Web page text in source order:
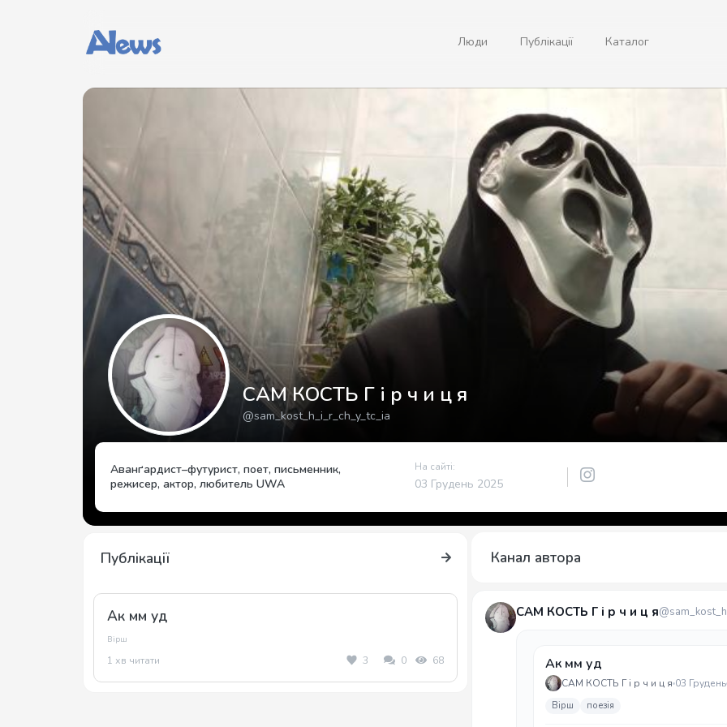
Люди Публікації Каталог
САМ КОСТЬ Г і р ч и ц я
@sam_kost_h_i_r_ch_y_tc_ia
Аванґардист–футурист, поет, письменник,
режисер, актор, любитель UWA
На сайті:
03 Грудень 2025
Канал автора
САМ КОСТЬ Г і р ч и ц я
Ак мм уд
САМ КОСТЬ Г і р ч и ц я 03 Грудень
Вірш поезія
Публікації
Ак мм уд
Вірш
1 хв читати 3 0 68